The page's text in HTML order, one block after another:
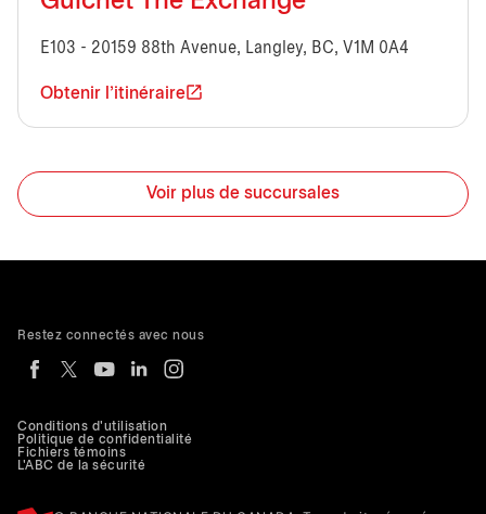
E103 - 20159 88th Avenue, Langley, BC, V1M 0A4
Obtenir l'itinéraire
Voir plus de succursales
Conditions d'utilisation
Politique de confidentialité
Fichiers témoins
L'ABC de la sécurité
Restez connectés avec nous